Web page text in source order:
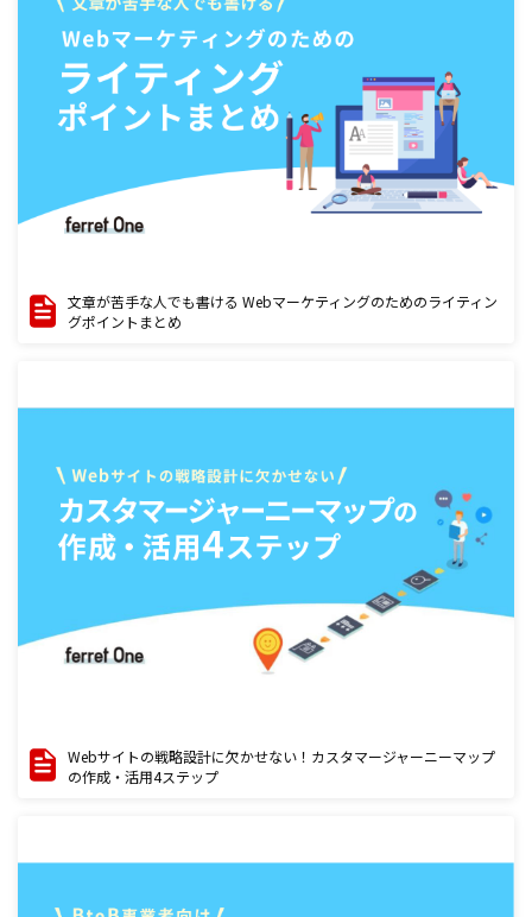
文章が苦手な人でも書ける Webマーケティングのためのライティン
グポイントまとめ
Webサイトの戦略設計に欠かせない！カスタマージャーニーマップ
の作成・活用4ステップ